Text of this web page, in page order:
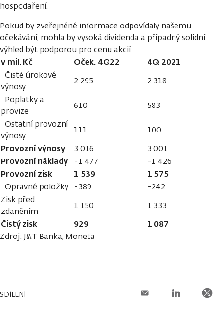
hospodaření.
Pokud by zveřejněné informace odpovídaly našemu
očekávání, mohla by vysoká dividenda a případný solidní
výhled být podporou pro cenu akcií.
v mil. Kč Oček. 4Q22 4Q 2021
Čisté úrokové
výnosy
2 295
2 318
Poplatky a
provize
610
583
Ostatní provozní
výnosy
111 100
Provozní výnosy 3 016 3 001
Provozní náklady -1 477 -1 426
Provozní zisk 1 539 1 575
Opravné položky -389
-242
Zisk před
zdaněním
1 150 1 333
Čistý zisk 929 1 087
Zdroj: J&T Banka, Moneta
SDÍLENÍ